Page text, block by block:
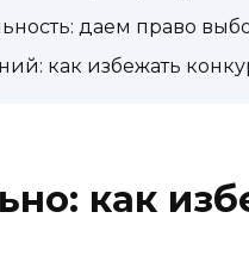
даем право
как избежать
как